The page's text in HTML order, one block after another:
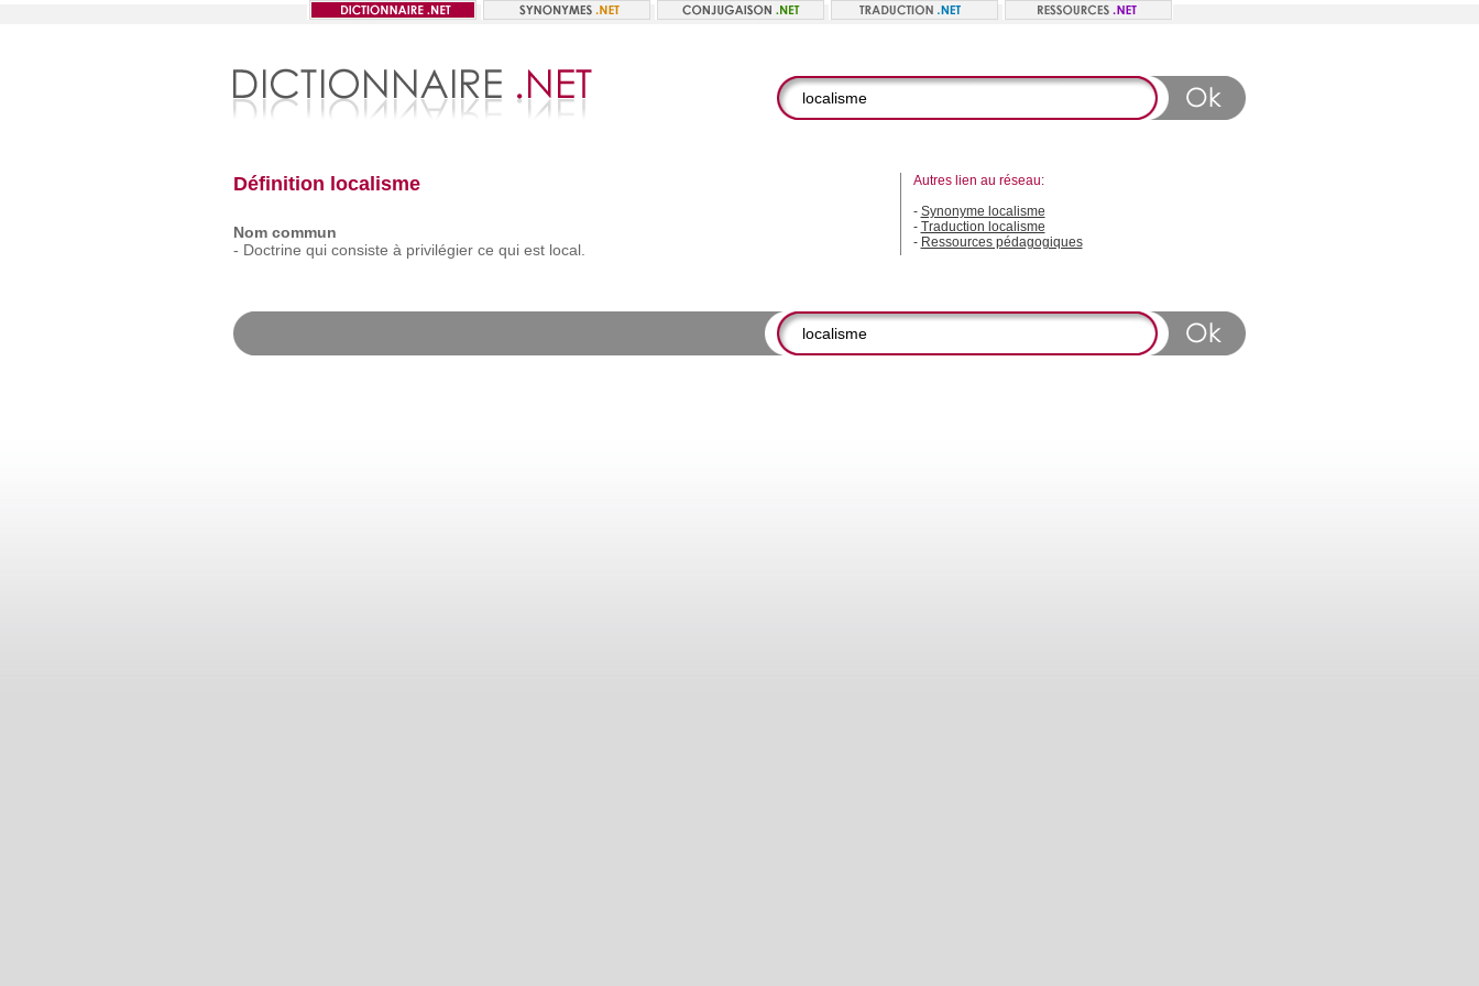
Définition localisme
Nom commun
- Doctrine qui consiste à privilégier ce qui est local.
Autres lien au réseau:
- Synonyme localisme
- Traduction localisme
- Ressources pédagogiques